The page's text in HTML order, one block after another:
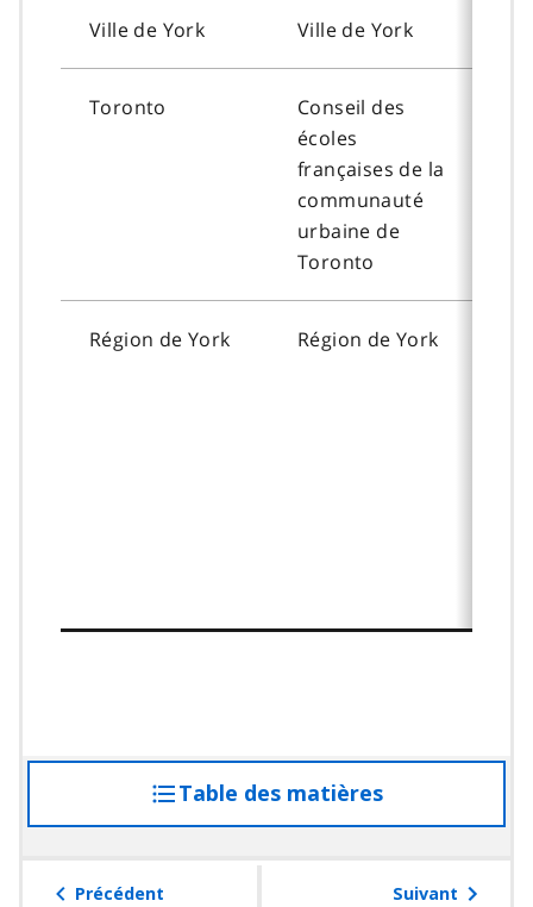
Ville de York Ville de York
Toronto
Conseil des
écoles
françaises de la
communauté
urbaine de
Toronto
Région de York Région de York
Table des matières
à
table
Précédent Suivant